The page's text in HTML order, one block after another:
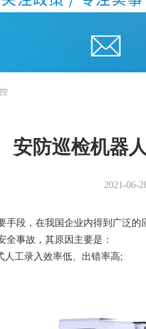
安防巡检机器
2021-06-
手段，在我国企业内得到广泛
事故，其原因主要是：
人工录入效率低、出错率高;